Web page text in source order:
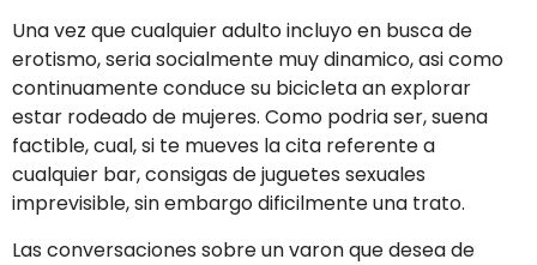
Una vez que cualquier adulto incluyo en busca de
erotismo, seri­a socialmente muy dinamico, asi­ como
continuamente conduce su bicicleta an explorar
estar rodeado de mujeres. Como podri­a ser, suena
factible, cual, si te mueves la cita referente a
cualquier bar, consigas de juguetes sexuales
imprevisible, sin embargo dificilmente una trato.
Las conversaciones sobre un varon que desea de